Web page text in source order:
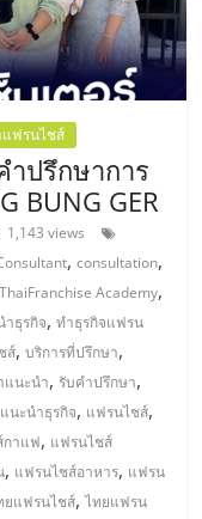
ฟรนไชส์
ปรึกษาการ
BUNG GER
1,143 views
,consultation,
ThaiFranchise Academy,
ธุรกิจ,ทำธุรกิจแฟรน
ส์,บริการที่ปรึกษา,
แนะนำ, รับคำปรึกษา,
แนะนำธุรกิจ, แฟรนไชส์,
กาแฟ, แฟรนไชส์
, แฟรนไชส์อาหาร, แฟรน
ยแฟรนไชส์,ไทยแฟรน